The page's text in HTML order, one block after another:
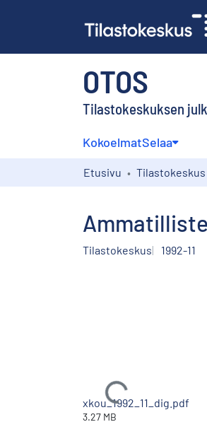
OTOS
Tilastokeskuksen
KokoelmatSelaa
Etusivu Tilastokeskus
Tilastokeskus 1992-11
Ladataan...
xkou_1992_11_dig.pdf
3.27 MB